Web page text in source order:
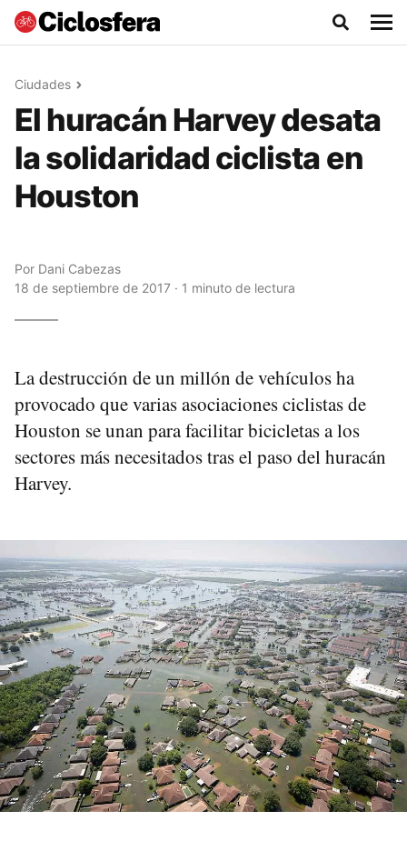
Ciudades
El huracán Harvey desata
la solidaridad ciclista en
Houston
Por Dani Cabezas
18 de septiembre de 2017 · 1 minuto de lectura
La destrucción de un millón de vehículos ha
provocado que varias asociaciones ciclistas de
Houston se unan para facilitar bicicletas a los
sectores más necesitados tras el paso del huracán
Harvey.